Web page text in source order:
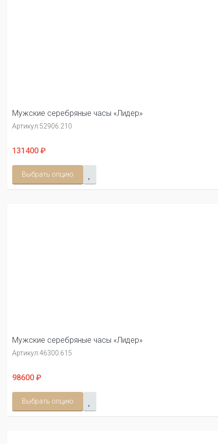
Мужские серебряные часы «Лидер»
Артикул:52906.210
131400 ₽
Выбрать опцию
Мужские серебряные часы «Лидер»
Артикул:46300.615
98600 ₽
Выбрать опцию